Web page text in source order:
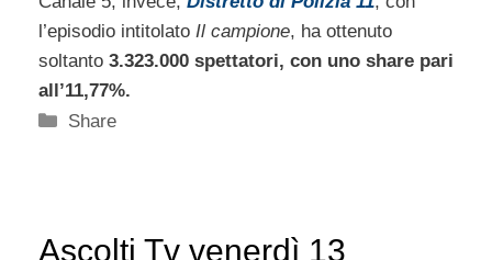
l’episodio intitolato Il campione, ha ottenuto
soltanto 3.323.000 spettatori, con uno share pari
all’11,77%.
Categorie
Share
Ascolti Tv venerdì 13